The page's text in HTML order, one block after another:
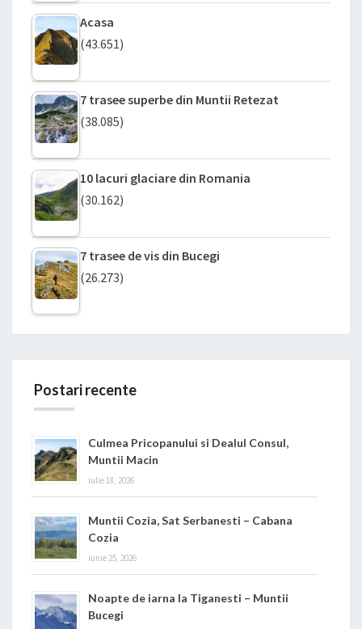
Acasa
(43.651)
7 trasee superbe din Muntii Retezat
(38.085)
10 lacuri glaciare din Romania
(30.162)
7 trasee de vis din Bucegi
(26.273)
Postari recente
Culmea Pricopanului si Dealul Consul,
Muntii Macin
iulie 18, 2026
Muntii Cozia, Sat Serbanesti – Cabana
Cozia
iunie 25, 2026
Noapte de iarna la Tiganesti – Muntii
Bucegi